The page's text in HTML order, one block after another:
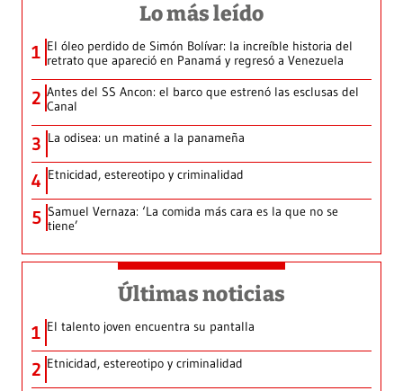
Lo más leído
1 El óleo perdido de Simón Bolívar: la increíble historia del
retrato que apareció en Panamá y regresó a Venezuela
2 Antes del SS Ancon: el barco que estrenó las esclusas del
Canal
3 La odisea: un matiné a la panameña
4 Etnicidad, estereotipo y criminalidad
5 Samuel Vernaza: ‘La comida más cara es la que no se
tiene’
Últimas noticias
1 El talento joven encuentra su pantalla​
2 Etnicidad, estereotipo y criminalidad